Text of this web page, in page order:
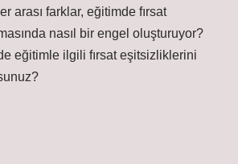
arası farklar, eğitimde fırsat
nasıl bir engel oluşturuyor?
eğitimle ilgili fırsat eşitsizliklerini